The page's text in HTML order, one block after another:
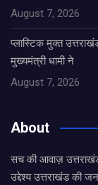
August 7, 2026
प्लास्टिक मुक्त
मुख्यमंत्री धामी ने
August 7, 2026
About
सच की आवाज़
उद्देश्य उत्तराखंड की